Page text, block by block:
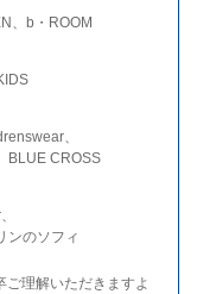
、b・ROOM
、
BLUE CROSS
ンのソフィ
理解いただきますよ